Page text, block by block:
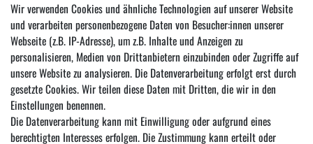
E-MAIL ***
Newsletter
Honig
Hiermit bestätige ich, dass ich dieDaten­schutz­erklärunggelesen habe. Meine Einwilligung
kann ich jederzeit widerrufen.***
*** Hierbei handelt es sich um ein Pflichtfeld.
Wir verwenden Cookies und ähnliche Technologien auf unserer Website
und verarbeiten personenbezogene Daten von Besucher:innen unserer
Webseite (z.B. IP-Adresse), um z.B. Inhalte und Anzeigen zu
personalisieren, Medien von Drittanbietern einzubinden oder Zugriffe auf
unsere Website zu analysieren. Die Datenverarbeitung erfolgt erst durch
gesetzte Cookies. Wir teilen diese Daten mit Dritten, die wir in den
Einstellungen benennen.
Die Datenverarbeitung kann mit Einwilligung oder aufgrund eines
berechtigten Interesses erfolgen. Die Zustimmung kann erteilt oder